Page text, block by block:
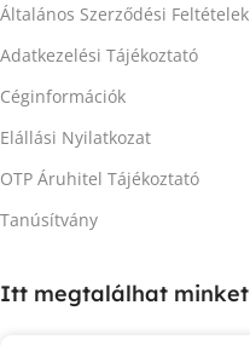
Általános Szerződési Feltételek
Adatkezelési Tájékoztató
Céginformációk
Elállási Nyilatkozat
OTP Áruhitel Tájékoztató
Tanúsítvány
Itt megtalálhat minket